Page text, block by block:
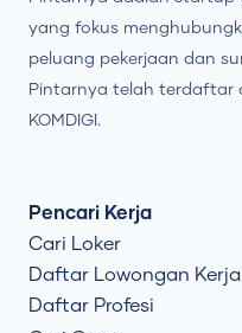
yang fokus
peluang pekerjaan dan
Pintarnya telah terdaftar
KOMDIGI.
Pencari Kerja
Cari Loker
Daftar Lowongan Kerja
Daftar Profesi